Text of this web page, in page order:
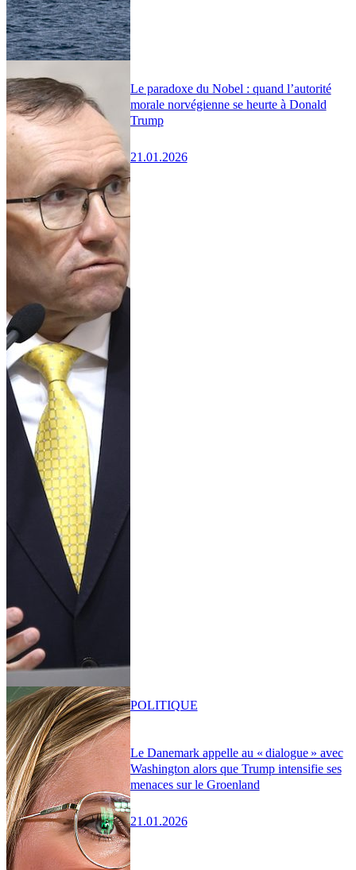
Le paradoxe du Nobel : quand l’autorité
morale norvégienne se heurte à Donald
Trump
21.01.2026
Le Danemark appelle au « dialogue » avec
Washington alors que Trump intensifie ses
menaces sur le Groenland
21.01.2026
POLITIQUE